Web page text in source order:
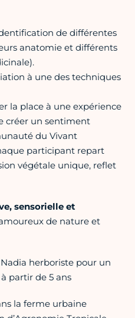
de différentes
anatomie et différents
à une des techniques
la place à une expérience
créer un sentiment
du Vivant
participant repart
végétale unique, reflet
sensorielle et
de nature et
herboriste pour un
partir de 5 ans
la ferme urbaine